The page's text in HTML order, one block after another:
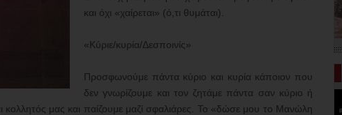
και όχι «χαίρεται» (ό,τι θυμάται).
«Κύριε/κυρία/Δεσποινίς»
Προσφωνούμε πάντα κύριο και κυρία κάποιον που
δεν γνωρίζουμε και τον ζητάμε πάντα σαν κύριο ή
κολλητός μας και παίζουμε μαζί σφαλιάρες. Το «δώσε μου το Μανώλη